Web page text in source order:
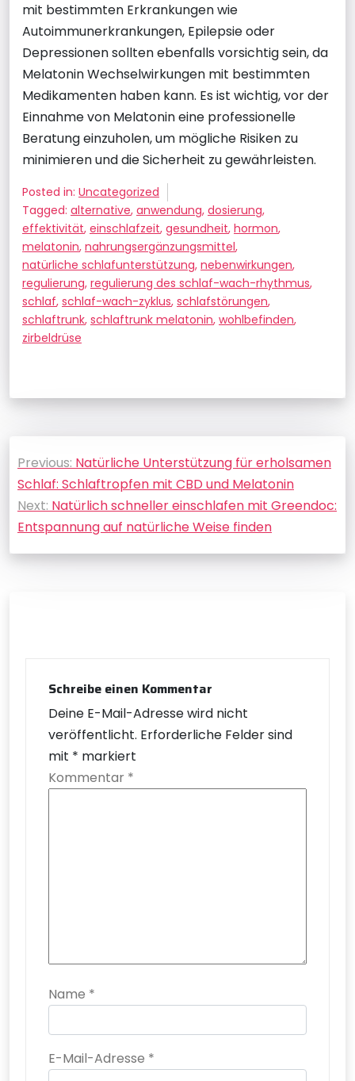
mit bestimmten Erkrankungen wie
Autoimmunerkrankungen, Epilepsie oder
Depressionen sollten ebenfalls vorsichtig sein, da
Melatonin Wechselwirkungen mit bestimmten
Medikamenten haben kann. Es ist wichtig, vor der
Einnahme von Melatonin eine professionelle
Beratung einzuholen, um mögliche Risiken zu
minimieren und die Sicherheit zu gewährleisten.
Posted in: Uncategorized
Tagged: alternative, anwendung, dosierung,
effektivität, einschlafzeit, gesundheit, hormon,
melatonin, nahrungsergänzungsmittel,
natürliche schlafunterstützung, nebenwirkungen,
regulierung, regulierung des schlaf-wach-rhythmus,
schlaf, schlaf-wach-zyklus, schlafstörungen,
schlaftrunk, schlaftrunk melatonin, wohlbefinden,
zirbeldrüse
Beitragsnavigation
Previous: Natürliche Unterstützung für erholsamen
Schlaf: Schlaftropfen mit CBD und Melatonin
Next: Natürlich schneller einschlafen mit Greendoc:
Entspannung auf natürliche Weise finden
Schreibe einen Kommentar
Deine E-Mail-Adresse wird nicht
veröffentlicht. Erforderliche Felder sind
mit * markiert
Kommentar *
Name *
E-Mail-Adresse *